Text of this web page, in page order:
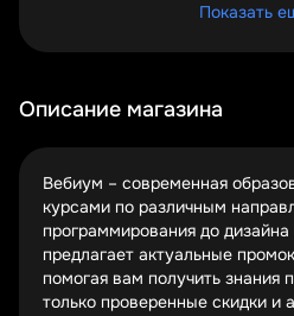
проверять актуальность кода
Сезонные акции – золотое
началу учебного года или
выгодные скидки.
Для постоянных клиентов и
Вебиум готовит особые
дополнительные бесплатные
предложения или доступ к
Следите за обновлениями!
Показать
Описание магазина
Вебиум – современная
курсами по различным
программирования до
предлагает актуальные
помогая вам получить знания
только проверенные скидки и